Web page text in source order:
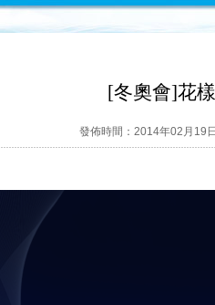
[冬奧會]花
發佈時間：2014年02月19